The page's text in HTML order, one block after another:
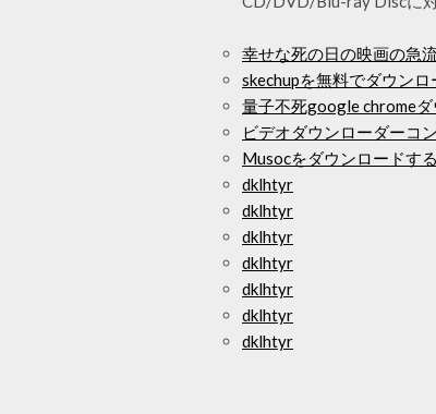
幸せな死の日の映画の急
skechupを無料でダウンロ
量子不死google chrome
ビデオダウンローダーコ
Musocをダウンロードす
dklhtyr
dklhtyr
dklhtyr
dklhtyr
dklhtyr
dklhtyr
dklhtyr